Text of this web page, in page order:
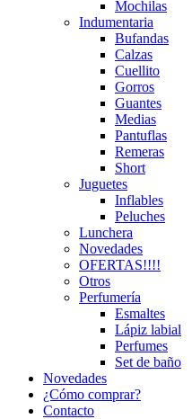
Mochilas
Indumentaria
Bufandas
Calzas
Cuellito
Gorros
Guantes
Medias
Pantuflas
Remeras
Short
Juguetes
Inflables
Peluches
Lunchera
Novedades
OFERTAS!!!!
Otros
Perfumería
Esmaltes
Lápiz labial
Perfumes
Set de baño
Novedades
¿Cómo comprar?
Contacto